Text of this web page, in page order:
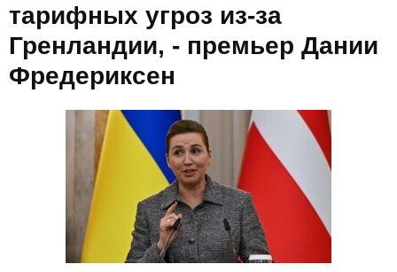
тарифных угроз из-за
Гренландии, - премьер Дании
Фредериксен